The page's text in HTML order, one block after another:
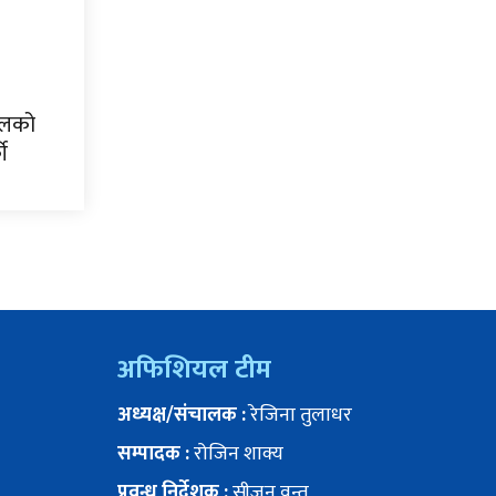
अफिशियल टीम
अध्यक्ष/संचालक :रेजिना तुलाधर
सम्पादक :रोजिन शाक्य